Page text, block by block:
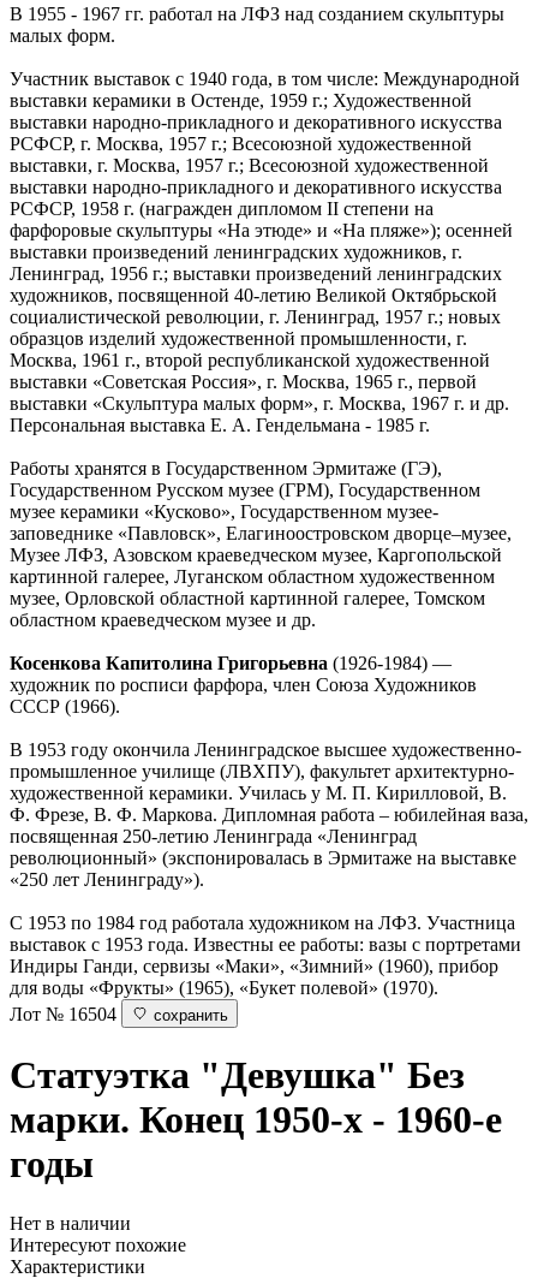
В 1955 - 1967 гг. работал на ЛФЗ над созданием скульптуры
малых форм.
Участник выставок с 1940 года, в том числе: Международной
выставки керамики в Остенде, 1959 г.; Художественной
выставки народно-прикладного и декоративного искусства
РСФСР, г. Москва, 1957 г.; Всесоюзной художественной
выставки, г. Москва, 1957 г.; Всесоюзной художественной
выставки народно-прикладного и декоративного искусства
РСФСР, 1958 г. (награжден дипломом II степени на
фарфоровые скульптуры «На этюде» и «На пляже»); осенней
выставки произведений ленинградских художников, г.
Ленинград, 1956 г.; выставки произведений ленинградских
художников, посвященной 40-летию Великой Октябрьской
социалистической революции, г. Ленинград, 1957 г.; новых
образцов изделий художественной промышленности, г.
Москва, 1961 г., второй республиканской художественной
выставки «Советская Россия», г. Москва, 1965 г., первой
выставки «Скульптура малых форм», г. Москва, 1967 г. и др.
Персональная выставка Е. А. Гендельмана - 1985 г.
Работы хранятся в Государственном Эрмитаже (ГЭ),
Государственном Русском музее (ГРМ), Государственном
музее керамики «Кусково», Государственном музее-
заповеднике «Павловск», Елагиноостровском дворце–музее,
Музее ЛФЗ, Азовском краеведческом музее, Каргопольской
картинной галерее, Луганском областном художественном
музее, Орловской областной картинной галерее, Томском
областном краеведческом музее и др.
Косенкова Капитолина Григорьевна (1926-1984) —
художник по росписи фарфора, член Союза Художников
СССР (1966).
В 1953 году окончила Ленинградское высшее художественно-
промышленное училище (ЛВХПУ), факультет архитектурно-
художественной керамики. Училась у М. П. Кирилловой, В.
Ф. Фрезе, В. Ф. Маркова. Дипломная работа – юбилейная ваза,
посвященная 250-летию Ленинграда «Ленинград
революционный» (экспонировалась в Эрмитаже на выставке
«250 лет Ленинграду»).
С 1953 по 1984 год работала художником на ЛФЗ. Участница
выставок с 1953 года. Известны ее работы: вазы с портретами
Индиры Ганди, сервизы «Маки», «Зимний» (1960), прибор
для воды «Фрукты» (1965), «Букет полевой» (1970).
Лот № 16504
сохранить
Статуэтка "Девушка" Без
марки. Конец 1950-х - 1960-е
годы
Нет в наличии
Интересуют похожие
Характеристики